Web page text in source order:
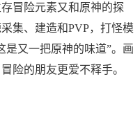
冒险元素又和原神的探
集、建造和PVP，打怪模
是又一把原神的味道”。画
险的朋友更爱不释手。